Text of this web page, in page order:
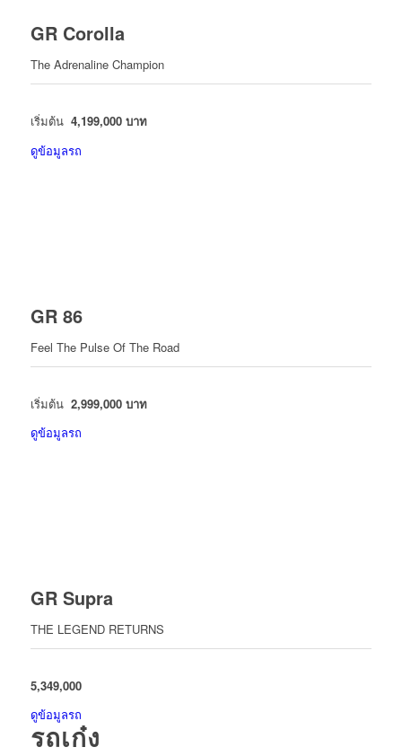
GR Corolla
The Adrenaline Champion
เริ่มต้น 4,199,000 บาท
ดูข้อมูลรถ
GR 86
Feel The Pulse Of The Road
เริ่มต้น 2,999,000 บาท
ดูข้อมูลรถ
GR Supra
THE LEGEND RETURNS
5,349,000
ดูข้อมูลรถ
รถเก๋ง